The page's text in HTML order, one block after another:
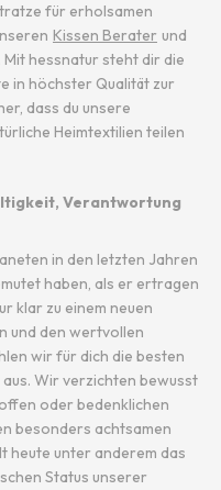
für erholsamen
Kissen Berater und
. Mit hessnatur steht dir die
in höchster Qualität zur
dass du unsere
Heimtextilien teilen
Verantwortung
in den letzten Jahren
haben, als er ertragen
klar zu einem neuen
und den wertvollen
wir für dich die besten
Wir verzichten bewusst
oder bedenklichen
besonders achtsamen
heute unter anderem das
Status unserer